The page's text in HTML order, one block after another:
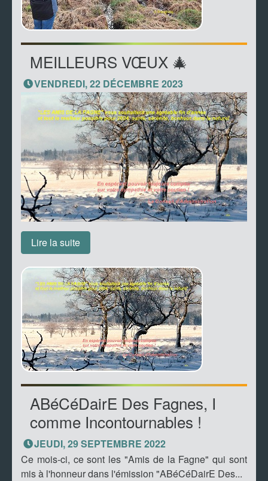
MEILLEURS VŒUX 🎄
VENDREDI, 22 DÉCEMBRE 2023
Lire la suite
ABéCéDairE Des Fagnes, I
comme Incontournables !
JEUDI, 29 SEPTEMBRE 2022
Ce mois-ci, ce sont les "Amis de la Fagne" qui sont
mis à l'honneur dans l'émission "ABéCéDairE Des...